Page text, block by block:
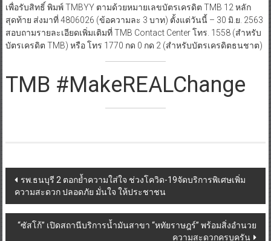
เพื่อรับสิทธิ์ พิมพ์ TMBYY ตามด้วยหมายเลขบัตรเครดิต TMB 12 หลัก
สุดท้าย ส่งมาที่ 4806026 (ข้อความละ 3 บาท) ตั้งแต่วันนี้ – 30 มิ.ย. 2563
สอบถามรายละเอียดเพิ่มเติมที่ TMB Contact Center โทร. 1558 (สำหรับ
บัตรเครดิต TMB) หรือ โทร 1770 กด 0 กด 2 (สำหรับบัตรเครดิตธนชาต)
TMB #MakeREALChange
Post
navigation
รพ.ธนบุรี 2 ตอกย้ำความใส่ใจ ช่วงโควิด-19จัดบริการพิเศษเพิ่ม
ความสะดวก ปลอดภัย มั่นใจ ให้ประชาชน
“ซัสโก้” เปิดสถานีบริการน้ำมันสาขา “หทัยราษฎร์” พร้อมสิ่งอำนวย
ความสะดวกครบครัน